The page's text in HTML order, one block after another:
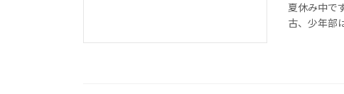
夏休み中で
古、少年部